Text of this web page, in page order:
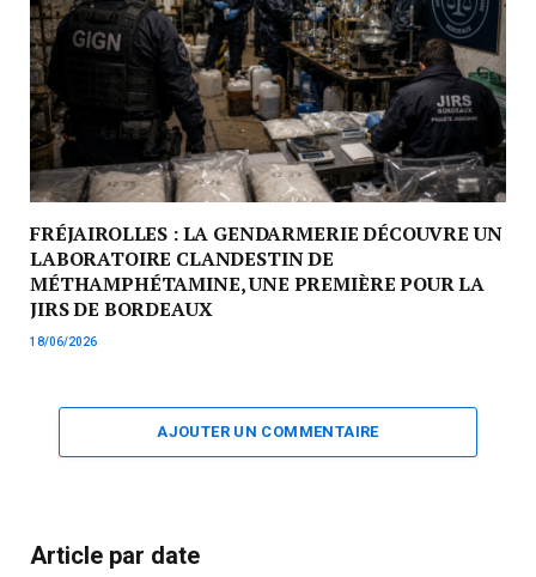
FRÉJAIROLLES : LA GENDARMERIE DÉCOUVRE UN
LABORATOIRE CLANDESTIN DE
MÉTHAMPHÉTAMINE, UNE PREMIÈRE POUR LA
JIRS DE BORDEAUX
18/06/2026
AJOUTER UN COMMENTAIRE
Article par date